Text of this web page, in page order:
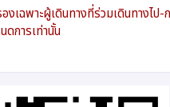
งเฉพาะผู้เดินทางที่ร่วมเดินทางไป
ดการเท่านั้น